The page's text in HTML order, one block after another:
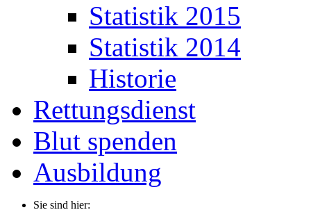
Statistik 2015
Statistik 2014
Historie
Rettungsdienst
Blut spenden
Ausbildung
Sie sind hier: